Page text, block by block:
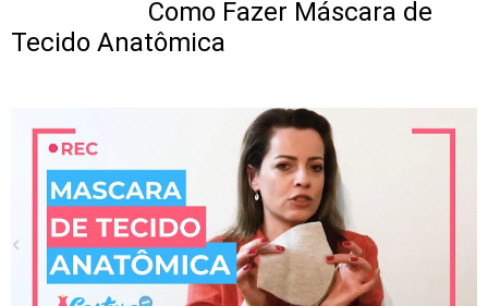
Como Fazer Máscara de
Tecido Anatômica